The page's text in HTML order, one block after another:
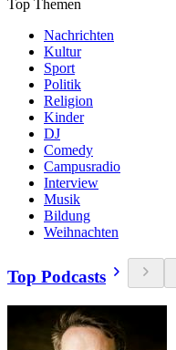
Top Themen
Nachrichten
Kultur
Sport
Politik
Religion
Kinder
DJ
Comedy
Campusradio
Interview
Musik
Bildung
Weihnachten
Top Podcasts